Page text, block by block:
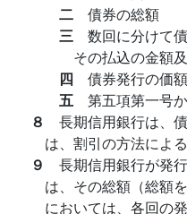
二 債券の総額
三 数回に分けて
その払込の金額
四 債券発行の価
五 第五項第一号
８ 長期信用銀行は、
は、割引の方法によ
９ 長期信用銀行が発
は、その総額（総額
においては、各回の